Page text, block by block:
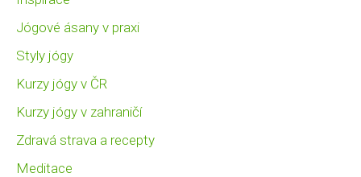
Jógové ásany v praxi
Styly jógy
Kurzy jógy v ČR
Kurzy jógy v zahraničí
Zdravá strava a recepty
Meditace